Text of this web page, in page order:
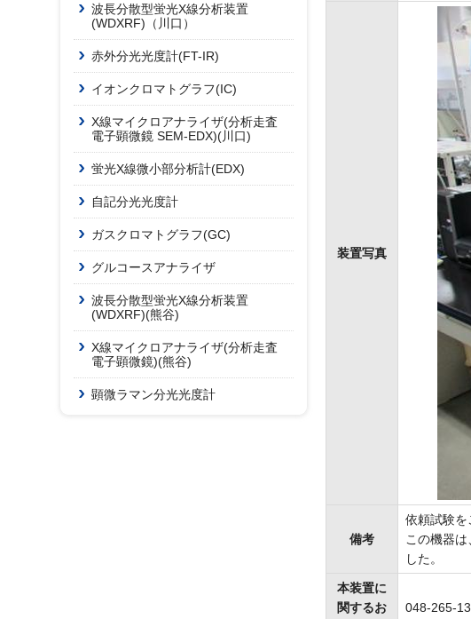
波長分散型蛍光X線分析装置
(WDXRF)（川口）
赤外分光光度計(FT-IR)
イオンクロマトグラフ(IC)
X線マイクロアナライザ(分析走査
電子顕微鏡 SEM-EDX)(川口)
蛍光X線微小部分析計(EDX)
自記分光光度計
ガスクロマトグラフ(GC)
グルコースアナライザ
波長分散型蛍光X線分析装置
(WDXRF)(熊谷)
X線マイクロアナライザ(分析走査
電子顕微鏡)(熊谷)
顕微ラマン分光光度計
装置写真
備考
依頼試験を
この機器は
した。
本装置に
関するお
048-265-